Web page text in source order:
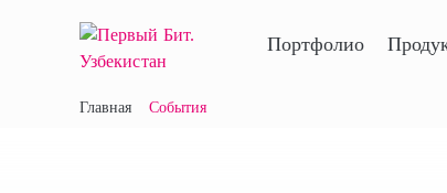
Портфолио
Главная События